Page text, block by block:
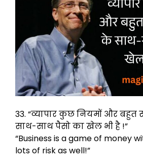
33. “व्यापार कुछ नियमों और बहुत
साथ-साथ पैसो का खेल भी है !”
“Business is a game of money
lots of risk as well!”